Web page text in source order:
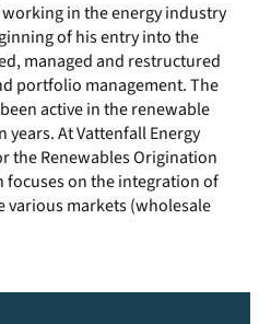
in the energy industry
of his entry into the
managed and restructured
portfolio management. The
active in the renewable
years. At Vattenfall Energy
the Renewables Origination
focuses on the integration of
various markets (wholesale